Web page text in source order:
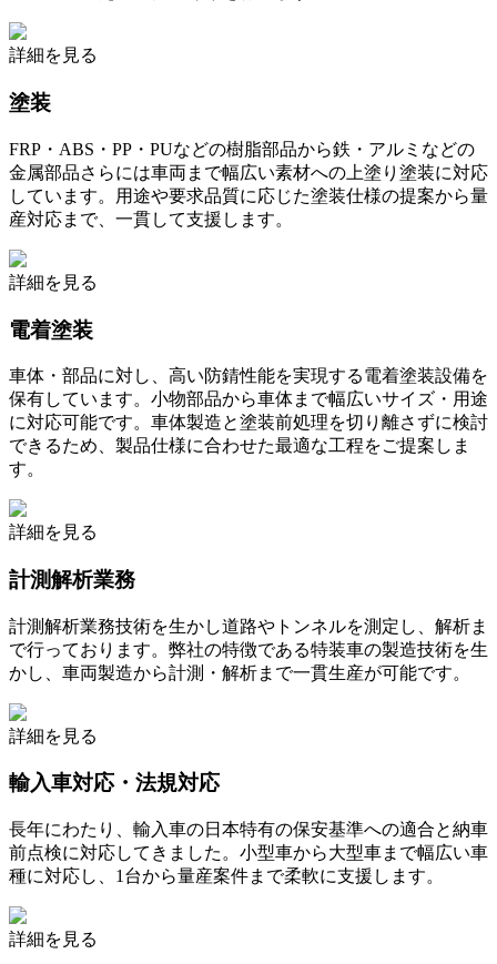
詳細を見る
塗装
FRP・ABS・PP・PUなどの樹脂部品から鉄・アルミなどの
金属部品さらには車両まで幅広い素材への上塗り塗装に対応
しています。用途や要求品質に応じた塗装仕様の提案から量
産対応まで、一貫して支援します。
詳細を見る
電着塗装
車体・部品に対し、高い防錆性能を実現する電着塗装設備を
保有しています。小物部品から車体まで幅広いサイズ・用途
に対応可能です。車体製造と塗装前処理を切り離さずに検討
できるため、製品仕様に合わせた最適な工程をご提案しま
す。
詳細を見る
計測解析業務
計測解析業務技術を生かし道路やトンネルを測定し、解析ま
で行っております。弊社の特徴である特装車の製造技術を生
かし、車両製造から計測・解析まで一貫生産が可能です。
詳細を見る
輸入車対応・法規対応
長年にわたり、輸入車の日本特有の保安基準への適合と納車
前点検に対応してきました。小型車から大型車まで幅広い車
種に対応し、1台から量産案件まで柔軟に支援します。
詳細を見る